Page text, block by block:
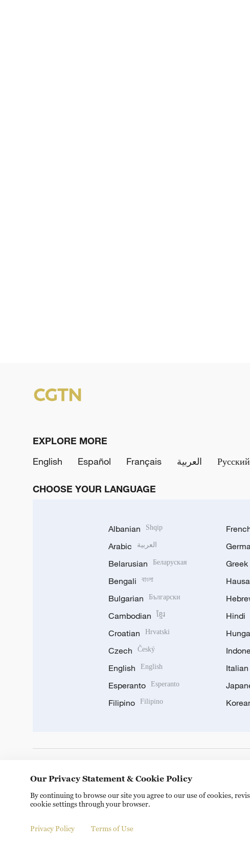
EXPLORE MORE
English
Español Français العربية Русский
CHOOSE YOUR LANGUAGE
Albanian Shqip
Arabic العربية
Belarusian Беларуская
Bengali বাংলা
Bulgarian Български
Cambodian ខ្មែរ
Croatian Hrvatski
Czech Český
English English
Esperanto Esperanto
Filipino Filipino
Greek
Hausa
Hindi
Italian
Copyright © 2024 CGTN. 京ICP备20000184号
Our Privacy Statement & Cookie Policy
By continuing to browse our site you agree to our use of cookies,
cookie settings through your browser.
Privacy Policy Terms of Use